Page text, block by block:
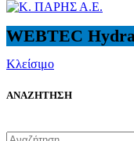
WEBTEC
Κλείσιμο
ΑΝΑΖΗΤΗΣΗ